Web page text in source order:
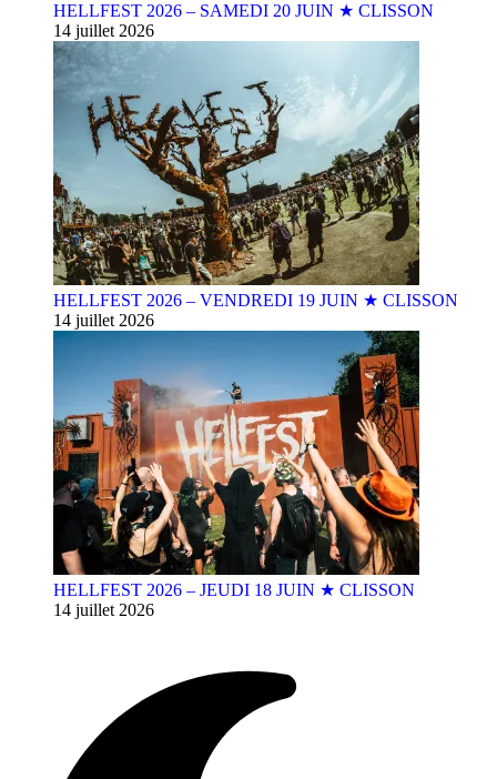
HELLFEST 2026 – SAMEDI 20 JUIN ★ CLISSON
14 juillet 2026
HELLFEST 2026 – VENDREDI 19 JUIN ★ CLISSON
14 juillet 2026
HELLFEST 2026 – JEUDI 18 JUIN ★ CLISSON
14 juillet 2026